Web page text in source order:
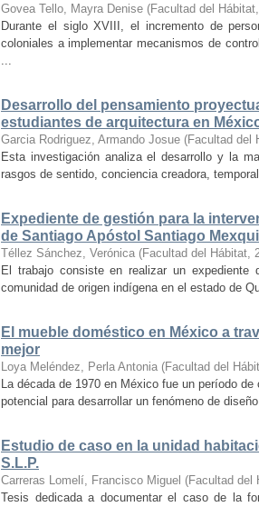
Govea Tello, Mayra Denise (Facultad del Hábitat,
Durante el siglo XVIII, el incremento de
coloniales a implementar mecanismos de
...
Desarrollo del pensamiento
estudiantes de arquitectura en
Garcia Rodriguez, Armando Josue (Facultad del
Esta investigación analiza el desarrollo y la
rasgos de sentido, conciencia creadora,
Expediente de gestión para la
de Santiago Apóstol Santiago
Téllez Sánchez, Verónica (Facultad del Hábitat,
El trabajo consiste en realizar un expediente
comunidad de origen indígena en el estado de
El mueble doméstico en México a
mejor
Loya Meléndez, Perla Antonia (Facultad del
La década de 1970 en México fue un período
potencial para desarrollar un fenómeno de
Estudio de caso en la unidad
S.L.P.
Carreras Lomelí, Francisco Miguel (Facultad del
Tesis dedicada a documentar el caso de la